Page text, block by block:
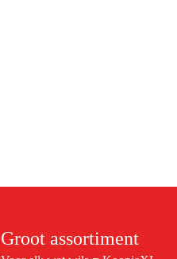
Groot assortiment